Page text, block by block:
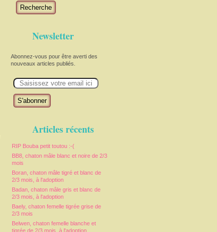
Recherche
Newsletter
Abonnez-vous pour être averti des
nouveaux articles publiés.
m
Articles récents
RIP Bouba petit toutou :-(
BB8, chaton mâle blanc et noire de 2/3
mois
Boran, chaton mâle tigré et blanc de
2/3 mois, à l'adoption
Badan, chaton mâle gris et blanc de
2/3 mois, à l'adoption
Baely, chaton femelle tigrée grise de
2/3 mois
Belwen, chaton femelle blanche et
tigrée de 2/3 mois, à l'adoption